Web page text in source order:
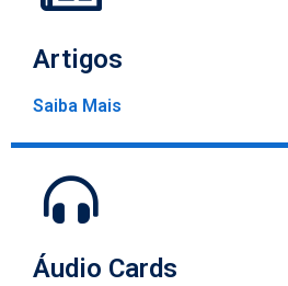
Artigos
Saiba Mais
Áudio Cards